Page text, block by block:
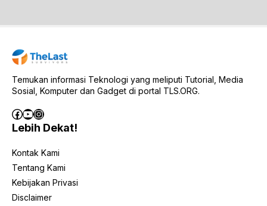
Temukan informasi Teknologi yang meliputi Tutorial, Media
Sosial, Komputer dan Gadget di portal TLS.ORG.
Facebook
YouTube
Instagram
Lebih Dekat!
Kontak Kami
Tentang Kami
Kebijakan Privasi
Disclaimer